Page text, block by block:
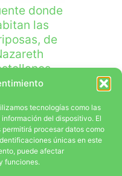
tecnologías como las
del dispositivo. El
procesar datos como
únicas en este
puede afectar
funciones.
Smith)
CONTACTA